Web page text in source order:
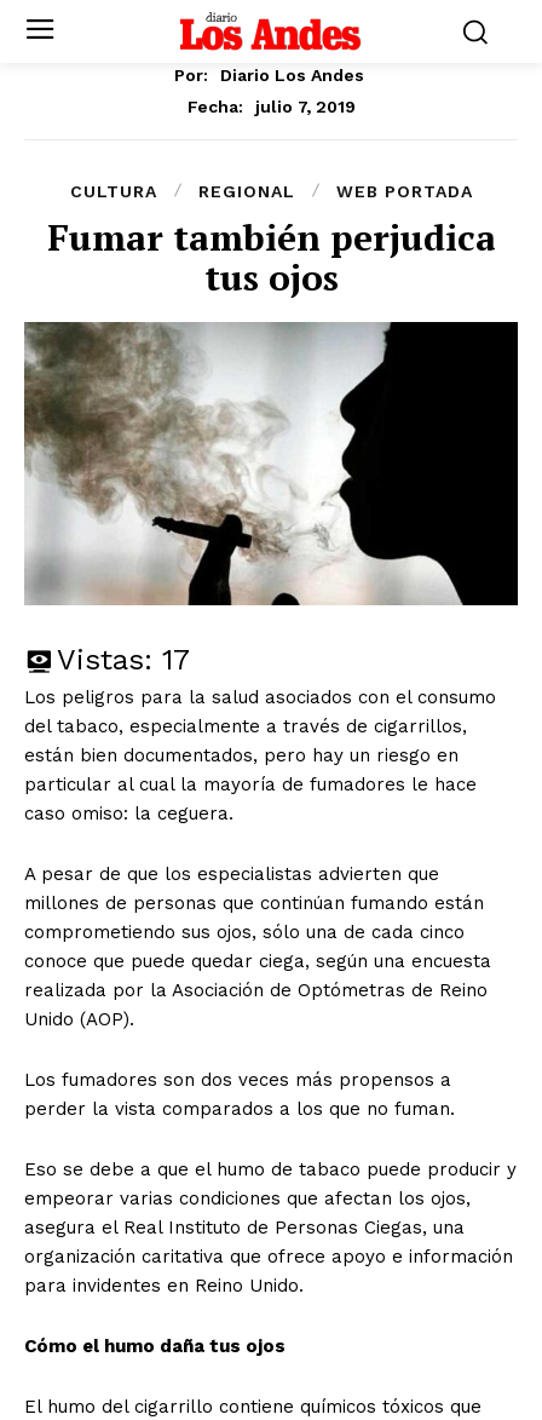
Por:
Diario Los Andes
Fecha:
julio 7, 2019
CULTURA REGIONAL WEB PORTADA
Fumar también perjudica
tus ojos
Vistas: 17
Los peligros para la salud asociados con el consumo
del tabaco, especialmente a través de cigarrillos,
están bien documentados, pero hay un riesgo en
particular al cual la mayoría de fumadores le hace
caso omiso: la ceguera.
A pesar de que los especialistas advierten que
millones de personas que continúan fumando están
comprometiendo sus ojos, sólo una de cada cinco
conoce que puede quedar ciega, según una encuesta
realizada por la Asociación de Optómetras de Reino
Unido (AOP).
Los fumadores son dos veces más propensos a
perder la vista comparados a los que no fuman.
Eso se debe a que el humo de tabaco puede producir y
empeorar varias condiciones que afectan los ojos,
asegura el Real Instituto de Personas Ciegas, una
organización caritativa que ofrece apoyo e información
para invidentes en Reino Unido.
Cómo el humo daña tus ojos
El humo del cigarrillo contiene químicos tóxicos que